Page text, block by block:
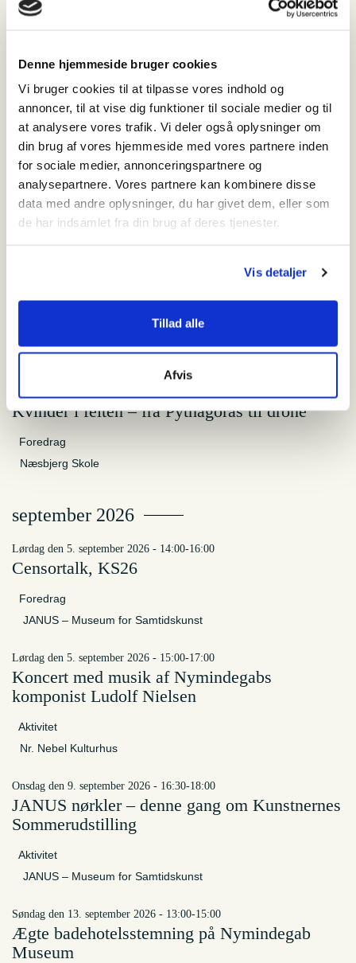
Denne hjemmeside bruger cookies
Vi bruger cookies til at tilpasse vores indhold og
annoncer, til at vise dig funktioner til sociale medier og til
at analysere vores trafik. Vi deler også oplysninger om
din brug af vores hjemmeside med vores partnere inden
for sociale medier, annonceringspartnere og
analysepartnere. Vores partnere kan kombinere disse
data med andre oplysninger, du har givet dem, eller som
de har indsamlet fra din brug af deres tjenester.
Vis detaljer
Tillad alle
Afvis
Geführte Bunkertour in den Dünen am
Blåvandshuk Fyr
torsdag den 27. august 2026 - 13:00-15:00
Leg med sand – Nymindegab Museum – 27.
august
Aktivitet
Nymindegab Museum
“Skruedag” på Panser & Artillerimuseum 29.
august 2026
Panser- & Artillerimuseum
Kvinder i felten – fra Pythagoras til drone
Foredrag
Næsbjerg Skole
september 2026
lørdag den 5. september 2026 - 14:00-16:00
Censortalk, KS26
Foredrag
JANUS – Museum for Samtidskunst
lørdag den 5. september 2026 - 15:00-17:00
Koncert med musik af Nymindegabs
komponist Ludolf Nielsen
Aktivitet
Nr. Nebel Kulturhus
onsdag den 9. september 2026 - 16:30-18:00
JANUS nørkler – denne gang om Kunstnernes
Sommerudstilling
Aktivitet
JANUS – Museum for Samtidskunst
søndag den 13. september 2026 - 13:00-15:00
Ægte badehotelsstemning på Nymindegab
Museum